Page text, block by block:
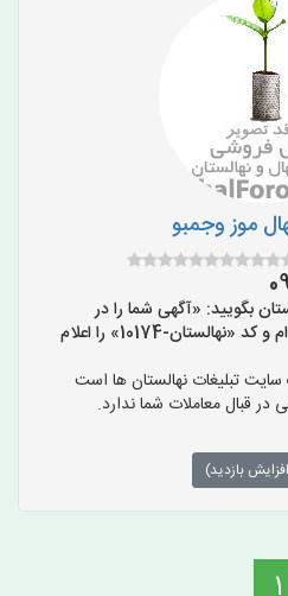
موز وجمبو
بگویید: «آگهی شما را در
سایت «نهال فروشی» دیده ام و کد «نهالستان-10174» را اعلام
تبلیغات نهالستان ها است
قبال معاملات شما ندارد.
بازدید)